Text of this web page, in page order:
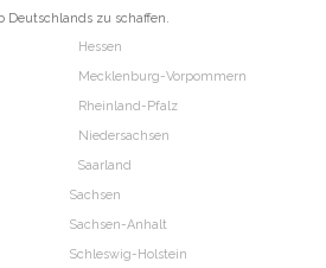
Deutschlands zu schaffen.
Hessen
Mecklenburg-Vorpommern
Rheinland-Pfalz
Niedersachsen
Saarland
Sachsen
Sachsen-Anhalt
Schleswig-Holstein